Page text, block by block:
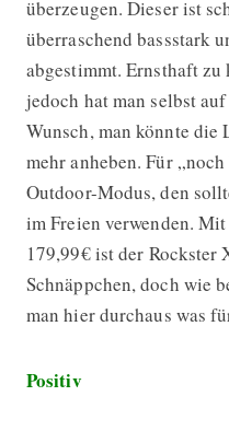
überzeugen. Dieser ist
überraschend bassstark
abgestimmt. Ernsthaft
jedoch hat man selbst
Wunsch, man könnte die
mehr anheben. Für
Outdoor-Modus, den
im Freien verwenden.
179,99€ ist der Rockster
Schnäppchen, doch wie
man hier durchaus was
Positiv